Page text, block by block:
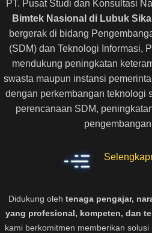
PT. Pusat Studi dan Konsultasi
Bimtek Nasional di Lubuk
bergerak di bidang
(SDM) dan Teknologi Informasi,
mendukung peningkatan
swasta maupun instansi
dengan perkembangan teknologi
perencanaan SDM,
Didukung oleh tenaga pengajar,
yang profesional, kompeten, dan
kami berkomitmen memberikan